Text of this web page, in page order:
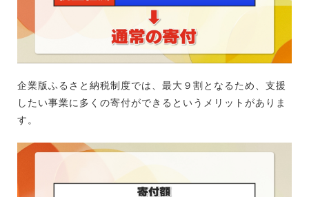
企業版ふるさと納税制度では、最大９割となるため、支援
したい事業に多くの寄付ができるというメリットがありま
す。